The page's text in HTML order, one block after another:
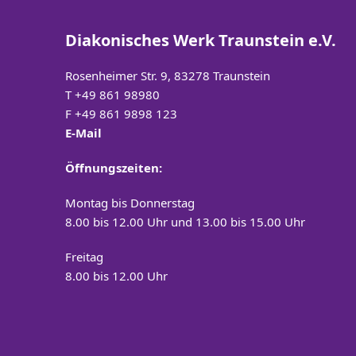
Diakonisches Werk Traunstein e.V.
Rosenheimer Str. 9, 83278 Traunstein
T+49 861 98980
F +49 861 9898 123
E-Mail
Öffnungszeiten:
Montag bis Donnerstag
8.00 bis 12.00 Uhr und 13.00 bis 15.00 Uhr
Freitag
8.00 bis 12.00 Uhr